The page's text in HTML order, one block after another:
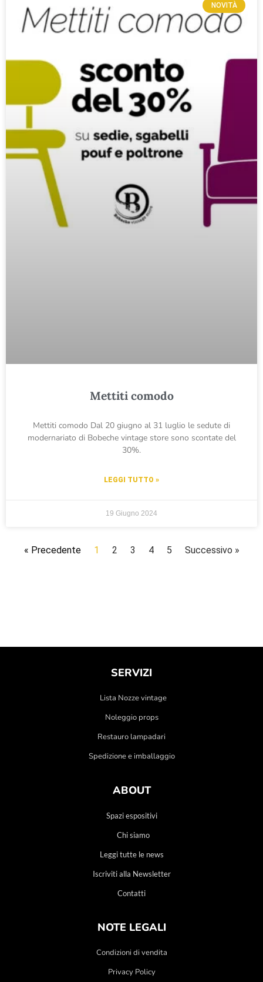
NOVITÀ
Mettiti comodo
Mettiti comodo Dal 20 giugno al 31 luglio le sedute di
modernariato di Bobeche vintage store sono scontate del
30%.
LEGGI TUTTO »
19 Giugno 2024
« Precedente 1 2 3 4 5 Successivo »
SERVIZI
Lista Nozze vintage
Noleggio props
Restauro lampadari
Spedizione e imballaggio
ABOUT
Spazi espositivi
Chi siamo
Leggi tutte le news
Iscriviti alla Newsletter
Contatti
NOTE LEGALI
Condizioni di vendita
Privacy Policy